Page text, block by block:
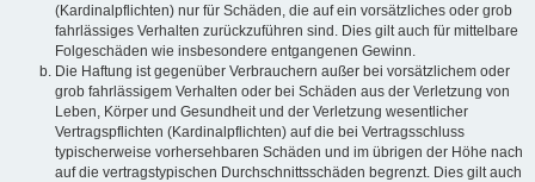
(Kardinalpflichten) nur für Schäden, die auf ein vorsätzliches oder grob
fahrlässiges Verhalten zurückzuführen sind. Dies gilt auch für mittelbare
Folgeschäden wie insbesondere entgangenen Gewinn.
Die Haftung ist gegenüber Verbrauchern außer bei vorsätzlichem oder
grob fahrlässigem Verhalten oder bei Schäden aus der Verletzung von
Leben, Körper und Gesundheit und der Verletzung wesentlicher
Vertragspflichten (Kardinalpflichten) auf die bei Vertragsschluss
typischerweise vorhersehbaren Schäden und im übrigen der Höhe nach
auf die vertragstypischen Durchschnittsschäden begrenzt. Dies gilt auch